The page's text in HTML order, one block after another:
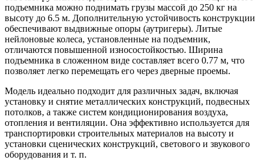
подъемника можно поднимать грузы массой до 250 кг на
высоту до 6.5 м. Дополнительную устойчивость конструкции
обеспечивают выдвижные опоры (аутригеры). Литые
нейлоновые колеса, установленные на подъемник,
отличаются повышенной износостойкостью. Ширина
подъемника в сложенном виде составляет всего 0.77 м, что
позволяет легко перемещать его через дверные проемы.
Модель идеально подходит для различных задач, включая
установку и снятие металлических конструкций, подвесных
потолков, а также систем кондиционирования воздуха,
отопления и вентиляции. Она эффективно используется для
транспортировки строительных материалов на высоту и
установки сценических конструкций, светового и звукового
оборудования и т. п.